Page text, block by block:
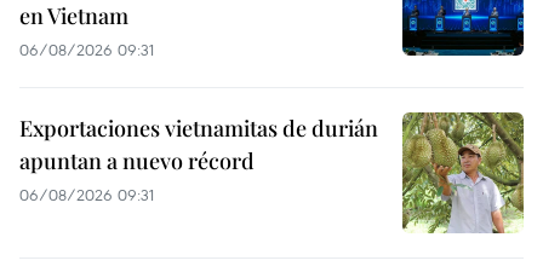
en Vietnam
06/08/2026 09:31
Exportaciones vietnamitas de durián
apuntan a nuevo récord
06/08/2026 09:31